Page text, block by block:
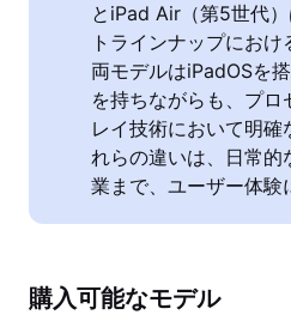
とiPad Air（第5世代
トラインナップにおけ
両モデルはiPadOSを
を持ちながらも、プ
レイ技術において明確
れらの違いは、日常的
業まで、ユーザー体験
購入可能なモデル